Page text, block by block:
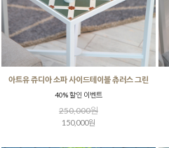
아트유 쥬디아 소파 사이드테이블 츄러스 그린
40% 할인 이벤트
250,000원
150,000원